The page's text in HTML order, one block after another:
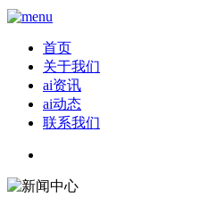
首页
关于我们
ai资讯
ai动态
联系我们